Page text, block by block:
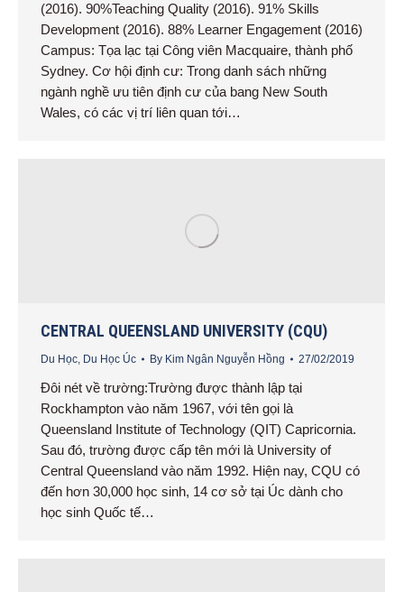
(2016). 90%Teaching Quality (2016). 91% Skills
Development (2016). 88% Learner Engagement (2016)
Campus: Tọa lạc tại Công viên Macquaire, thành phố
Sydney. Cơ hội định cư: Trong danh sách những
ngành nghề ưu tiên định cư của bang New South
Wales, có các vị trí liên quan tới…
CENTRAL QUEENSLAND UNIVERSITY (CQU)
Du Học, Du Học Úc By Kim Ngân Nguyễn Hồng 27/02/2019
Đôi nét về trường:Trường được thành lập tại
Rockhampton vào năm 1967, với tên gọi là
Queensland Institute of Technology (QIT) Capricornia.
Sau đó, trường được cấp tên mới là University of
Central Queensland vào năm 1992. Hiện nay, CQU có
đến hơn 30,000 học sinh, 14 cơ sở tại Úc dành cho
học sinh Quốc tế…